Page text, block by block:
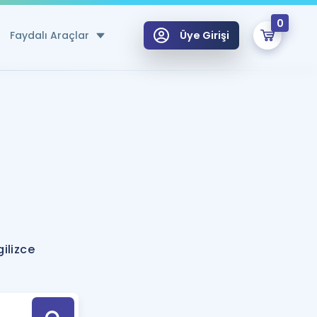
Faydalı Araçlar
Hesaplama Aracı
için Öneriler
Tek Takvimde
Üye Girişi
0